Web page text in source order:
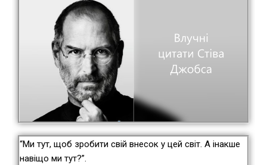
“Ми тут, щоб зробити свій внесок у цей світ. А інакше
навіщо ми тут?”.